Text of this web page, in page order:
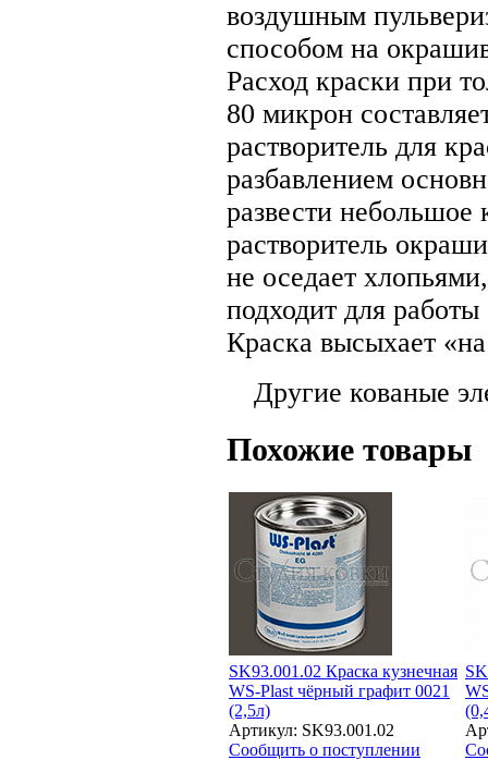
воздушным
способом на
Расход краски при
80 микрон
растворитель для
разбавлением
развести небольшое
растворитель
не оседает
подходит для
Краска высыхает
Другие кованые
Похожие товары
SK93.001.02 Краска кузнечная
WS-Plast чёрный графит 0021
(2,5л)
Артикул: SK93.001.02
Сообщить о поступлении